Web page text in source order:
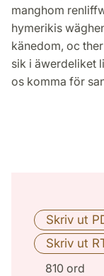
manghom
hymerikis
känedom, oc
sik i äwerdeliket
os komma för
810 ord